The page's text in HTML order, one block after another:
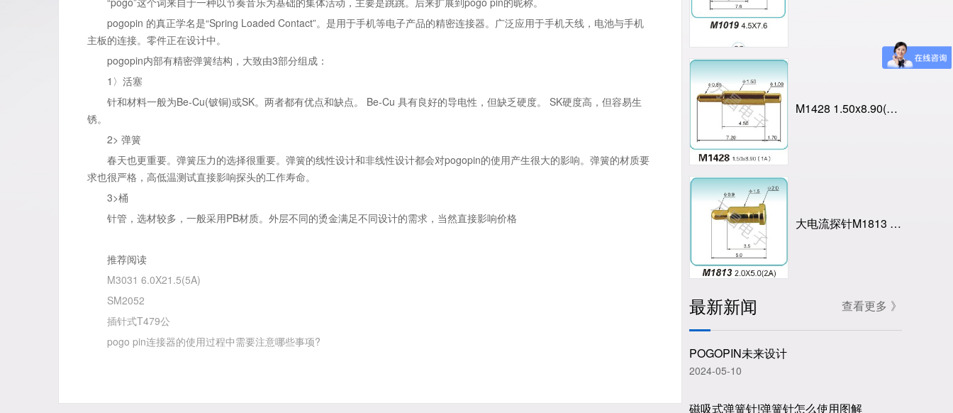
pogopin 的真正学名是“Spring Loaded Contact”。是用于手机等电子产品的精密连接器。广泛应用于手机天线，电池与手机
主板的连接。零件正在设计中。
pogopin内部有精密弹簧结构，大致由3部分组成：
1〉活塞
针和材料一般为Be-Cu(铍铜)或SK。两者都有优点和缺点。 Be-Cu 具有良好的导电性，但缺乏硬度。 SK硬度高，但容易生
锈。
2> 弹簧
春天也更重要。弹簧压力的选择很重要。弹簧的线性设计和非线性设计都会对pogopin的使用产生很大的影响。弹簧的材质要
求也很严格，高低温测试直接影响探头的工作寿命。
3>桶
针管，选材较多，一般采用PB材质。外层不同的烫金满足不同设计的需求，当然直接影响价格
推荐阅读
M3031 6.0X21.5(5A)
SM2052
插针式T479公
pogo pin连接器的使用过程中需要注意哪些事项?
M1428 1.50x8.90(1A)
大电流探针M1813 2.0X5.0(2A)
最新新闻 查看更多 》
POGOPIN未来设计
2024-05-10
磁吸式弹簧针!弹簧针怎么使用图解